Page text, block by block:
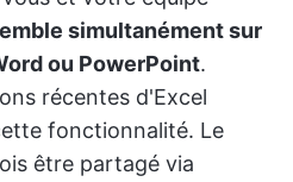
simultanément sur
ou PowerPoint.
récentes d'Excel
fonctionnalité. Le
être partagé via